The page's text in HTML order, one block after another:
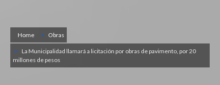
Home Obras
La Municipalidad llamará a licitación por obras de pavimento, por 20
millones de pesos